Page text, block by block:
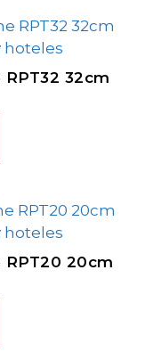
32cm
20cm